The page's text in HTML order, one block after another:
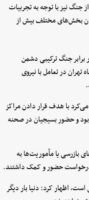
تهران پس از جنگ ۱۲ روزه، گفت: ما پیش از جنگ نیز با توجه به تجربیات
بخش‌های مختلف بیش از
برابر جنگ ترکیبی دشمن
در تعامل با نیروی
با هدف قرار دادن مراکز
بود و حضور بسیجیان در صحنه
بازرسی یا مأموریت‌ها به
درخواست حضور و کمک داشتند.
اظهار کرد: دنیا بار دیگر